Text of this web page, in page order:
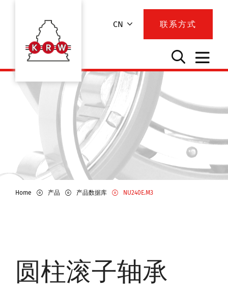
CN 联系方式
Home 产品 产品数据库 NU240E.M3
圆柱滚子轴承